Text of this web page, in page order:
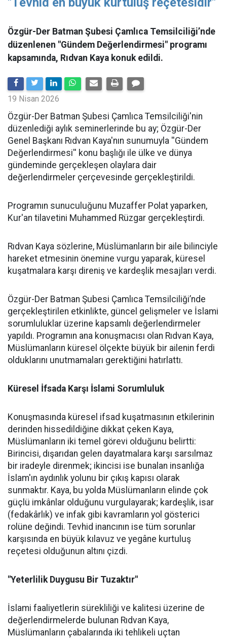
Özgür-Der Batman Şubesi Çamlıca Temsilciliği’nde
düzenlenen "Gündem Değerlendirmesi" programı
kapsamında, Rıdvan Kaya konuk edildi.
19 Nisan 2026
​Özgür-Der Batman Şubesi Çamlıca Temsilciliği'nin
düzenlediği aylık seminerlerinde bu ay; Özgür-Der
Genel Başkanı Rıdvan Kaya'nın sunumuyla ''Gündem
Değerlendirmesi'' konu başlığı ile ülke ve dünya
gündeminde gerçekleşen olaylara dair
değerlendirmeler çerçevesinde gerçekleştirildi.
Programın sunuculuğunu Muzaffer Polat yaparken,
Kur'an tilavetini Muhammed Rüzgar gerçekleştirdi.
Rıdvan Kaya sözlerine, Müslümanların bir aile bilinciyle
hareket etmesinin önemine vurgu yaparak, küresel
kuşatmalara karşı direniş ve kardeşlik mesajları verdi.
Özgür-Der Batman Şubesi Çamlıca Temsilciliği’nde
gerçekleştirilen etkinlikte, güncel gelişmeler ve İslami
sorumluluklar üzerine kapsamlı değerlendirmeler
yapıldı. Programın ana konuşmacısı olan Rıdvan Kaya,
Müslümanların küresel ölçekte büyük bir ailenin ferdi
olduklarını unutmamaları gerektiğini hatırlattı.
Küresel İfsada Karşı İslami Sorumluluk
Konuşmasında küresel ifsad kuşatmasının etkilerinin
derinden hissedildiğine dikkat çeken Kaya,
Müslümanların iki temel görevi olduğunu belirtti:
Birincisi, dışarıdan gelen dayatmalara karşı sarsılmaz
bir iradeyle direnmek; ikincisi ise bunalan insanlığa
İslam'ın aydınlık yolunu bir çıkış kapısı olarak
sunmaktır. Kaya, bu yolda Müslümanların elinde çok
güçlü imkânlar olduğunu vurgulayarak; kardeşlik, isar
(fedakârlık) ve infak gibi kavramların yol gösterici
rolüne değindi. Tevhid inancının ise tüm sorunlar
karşısında en büyük kılavuz ve yegâne kurtuluş
reçetesi olduğunun altını çizdi.
"Yeterlilik Duygusu Bir Tuzaktır"
İslami faaliyetlerin sürekliliği ve kalitesi üzerine de
değerlendirmelerde bulunan Rıdvan Kaya,
Müslümanların çabalarında iki tehlikeli uçtan